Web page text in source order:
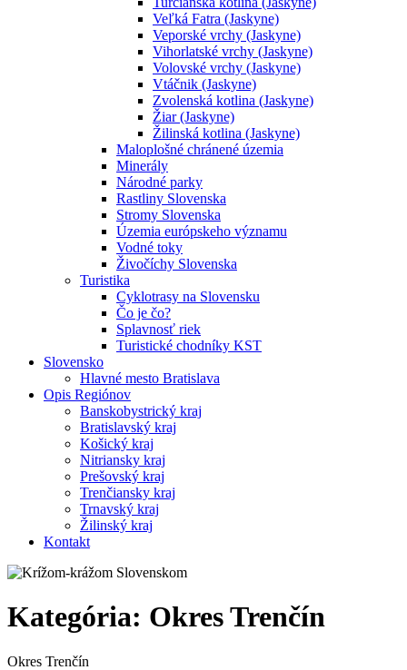
Veľká Fatra (Jaskyne)
Veporské vrchy (Jaskyne)
Vihorlatské vrchy (Jaskyne)
Volovské vrchy (Jaskyne)
Vtáčnik (Jaskyne)
Zvolenská kotlina (Jaskyne)
Žiar (Jaskyne)
Žilinská kotlina (Jaskyne)
Maloplošné chránené územia
Minerály
Národné parky
Rastliny Slovenska
Stromy Slovenska
Územia európskeho významu
Vodné toky
Živočíchy Slovenska
Turistika
Cyklotrasy na Slovensku
Čo je čo?
Splavnosť riek
Turistické chodníky KST
Slovensko
Hlavné mesto Bratislava
Opis Regiónov
Banskobystrický kraj
Bratislavský kraj
Košický kraj
Nitriansky kraj
Prešovský kraj
Trenčiansky kraj
Trnavský kraj
Žilinský kraj
Kontakt
Kategória: Okres Trenčín
Okres Trenčín